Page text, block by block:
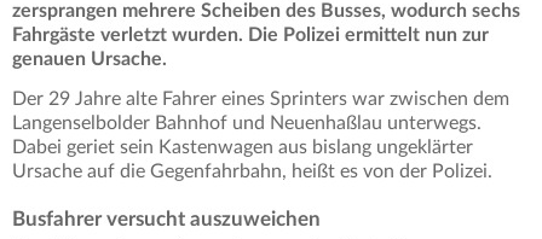
zersprangen mehrere Scheiben des Busses, wodurch sechs
Fahrgäste verletzt wurden. Die Polizei ermittelt nun zur
genauen Ursache.
Der 29 Jahre alte Fahrer eines Sprinters war zwischen dem
Langenselbolder Bahnhof und Neuenhaßlau unterwegs.
Dabei geriet sein Kastenwagen aus bislang ungeklärter
Ursache auf die Gegenfahrbahn, heißt es von der Polizei.
Busfahrer versucht auszuweichen